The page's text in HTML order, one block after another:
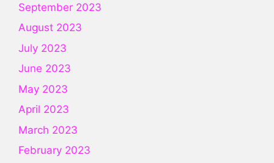
September 2023
August 2023
July 2023
June 2023
May 2023
April 2023
March 2023
February 2023